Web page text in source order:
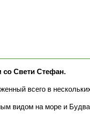
со Свети Стефан.
всего в
видом на море и